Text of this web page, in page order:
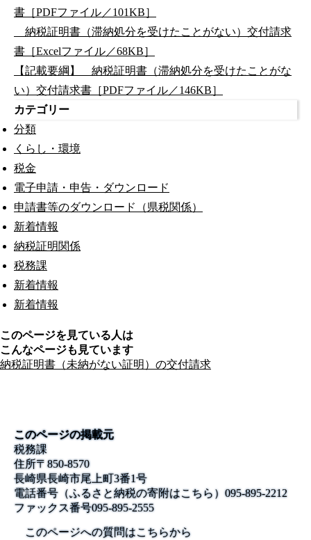
書［PDFファイル／101KB］
納税証明書（滞納処分を受けたことがない）交付請求
書［Excelファイル／68KB］
【記載要綱】 納税証明書（滞納処分を受けたことがな
い）交付請求書［PDFファイル／146KB］
カテゴリー
分類
くらし・環境
税金
電子申請・申告・ダウンロード
申請書等のダウンロード（県税関係）
新着情報
納税証明関係
税務課
新着情報
新着情報
このページを見ている人は
こんなページも見ています
納税証明書（未納がない証明）の交付請求
このページの掲載元
税務課
住所〒850-8570
長崎県長崎市尾上町3番1号
電話番号 （ふるさと納税の寄附はこちら）095-895-2212
ファックス番号095-895-2555
このページへの質問はこちらから